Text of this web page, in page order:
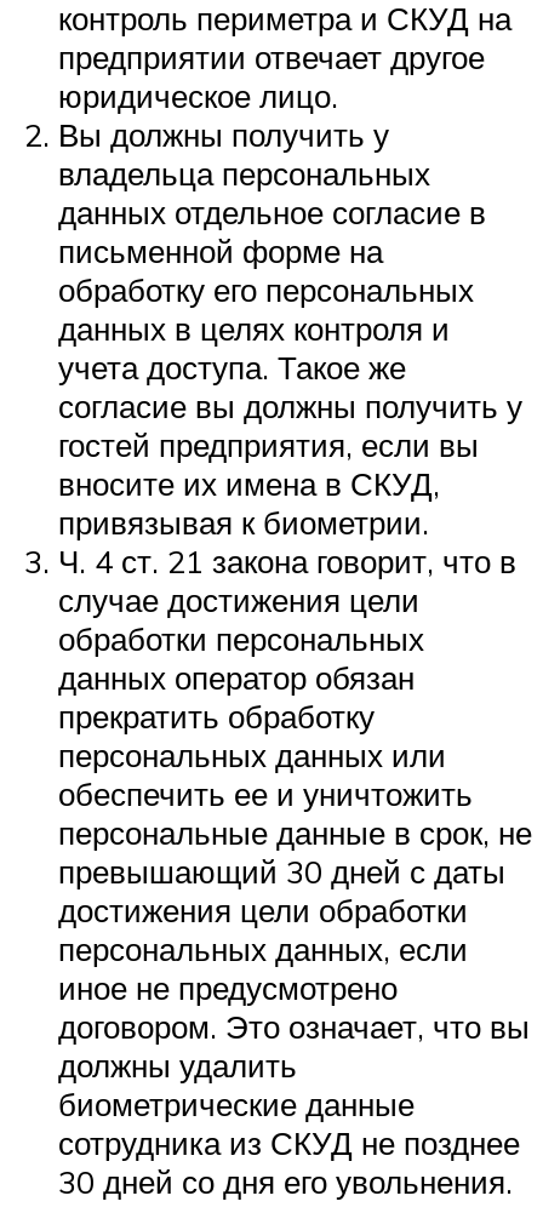
контроль периметра и СКУД на
предприятии отвечает другое
юридическое лицо.
Вы должны получить у
владельца персональных
данных отдельное согласие в
письменной форме на
обработку его персональных
данных в целях контроля и
учета доступа. Такое же
согласие вы должны получить у
гостей предприятия, если вы
вносите их имена в СКУД,
привязывая к биометрии.
Ч. 4 ст. 21 закона говорит, что в
случае достижения цели
обработки персональных
данных оператор обязан
прекратить обработку
персональных данных или
обеспечить ее и уничтожить
персональные данные в срок, не
превышающий 30 дней с даты
достижения цели обработки
персональных данных, если
иное не предусмотрено
договором. Это означает, что вы
должны удалить
биометрические данные
сотрудника из СКУД не позднее
30 дней со дня его увольнения.